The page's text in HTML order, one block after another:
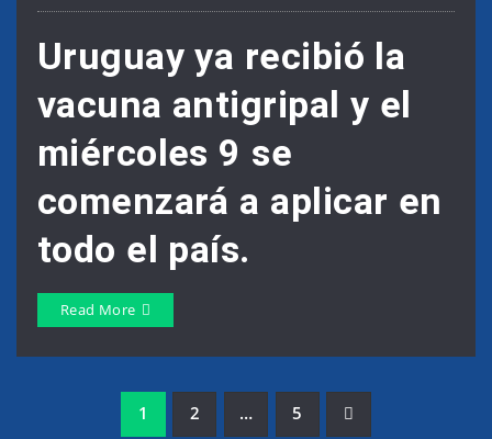
Uruguay ya recibió la
vacuna antigripal y el
miércoles 9 se
comenzará a aplicar en
todo el país.
Read More
Navegación
1 2 … 5